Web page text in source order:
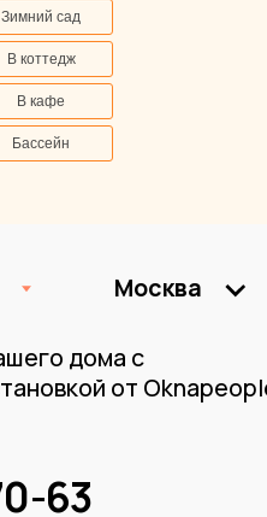
В коттедж
Бассейн
Зимний сад
В кафе